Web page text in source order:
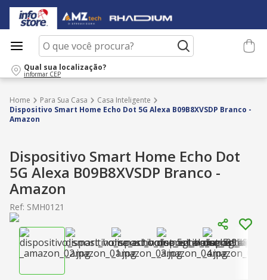
O que você procura?
Qual sua localização?
informar CEP
Para Sua Casa
Casa Inteligente
Dispositivo Smart Home Echo Dot 5G Alexa B09B8XVSDP Branco -
Amazon
Dispositivo Smart Home Echo Dot
5G Alexa B09B8XVSDP Branco -
Amazon
Ref: SMH0121